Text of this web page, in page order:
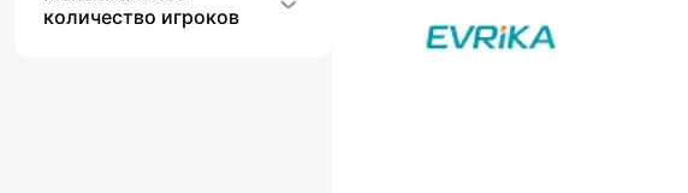
количество игроков